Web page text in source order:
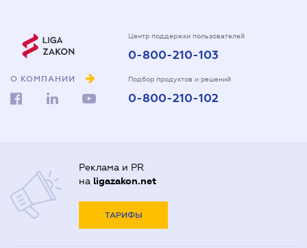
О КОМПАНИИ
Центр поддержки пользователей
0-800-210-103
Подбор продуктов и решений
0-800-210-102
Реклама и PR
на ligazakon.net
ТАРИФЫ